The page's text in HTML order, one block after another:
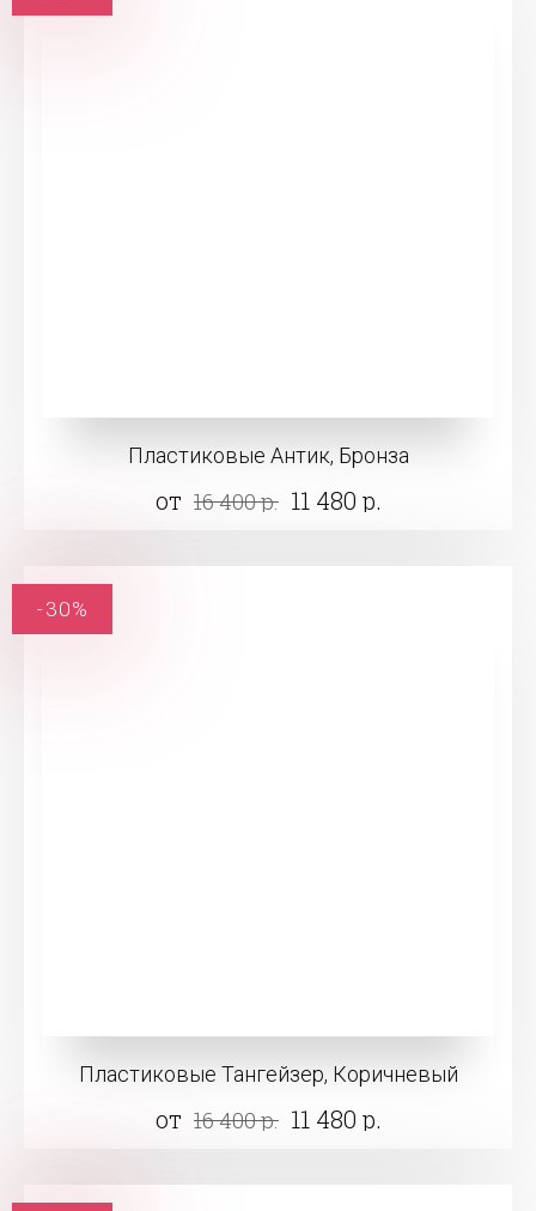
Пластиковые Антик, Бронза
от 16 400 р. 11 480 р.
Пластиковые Тангейзер, Коричневый
от 16 400 р. 11 480 р.
-30%